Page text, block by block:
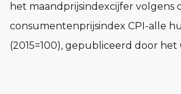
het maandprijsindexcijfer volgens
consumentenprijsindex CPI-alle
(2015=100), gepubliceerd door het